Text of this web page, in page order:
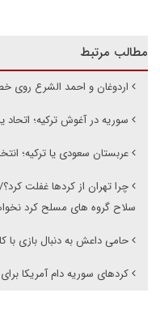
مطالب مرتبط
اردوغان و احمد الشرع روی
سوریه در آغوش ترکیه؛ اتحاد
عربستان سعودی یا ترکیه؛
چرا تهران از کردها غفلت
سلاح گروه های مسلح کرد
حامی داعش به دنبال بازی با
کردهای سوریه دام آمریکا